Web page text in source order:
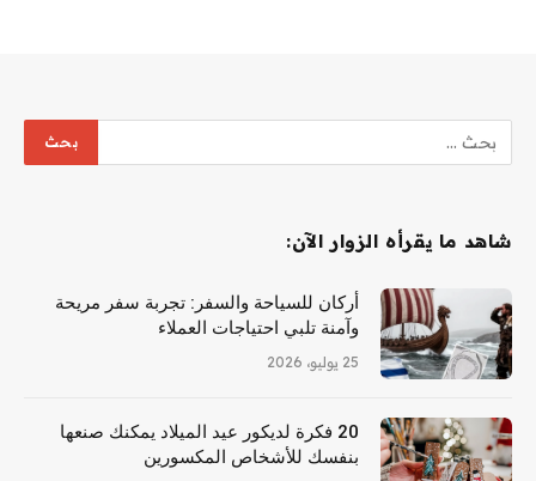
شاهد ما يقرأه الزوار الآن:
أركان للسياحة والسفر: تجربة سفر مريحة
وآمنة تلبي احتياجات العملاء
25 يوليو، 2026
20 فكرة لديكور عيد الميلاد يمكنك صنعها
بنفسك للأشخاص المكسورين